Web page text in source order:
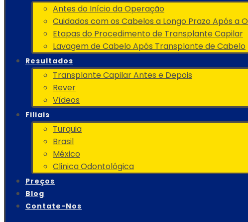
Antes do Início da Operação
Cuidados com os Cabelos a Longo Prazo Após a
Etapas do Procedimento de Transplante Capilar
Lavagem de Cabelo Após Transplante de Cabelo
Resultados
Transplante Capilar Antes e Depois
Rever
Vídeos
Filiais
Turquia
Brasil
México
Clinica Odontológica
Preços
Blog
Contate-Nos